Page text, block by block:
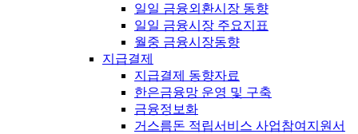
일일 금융외환시장 동향
일일 금융시장 주요지표
월중 금융시장동향
지급결제
지급결제 동향자료
한은금융망 운영 및 구축
금융정보화
거스름돈 적립서비스 사업참여지원서